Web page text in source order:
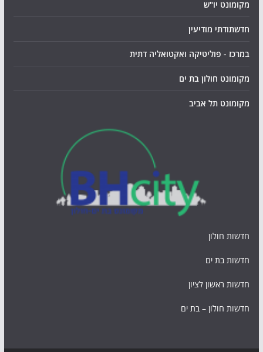
מקומונט יו"ש
חדשתודתי מודיעין
במרכז - פוליטיקה ואקטואליה דתית
מקומונט חולון בת ים
מקומונט תל אביב
חדשות חולון
חדשות בת ים
חדשות ראשון לציון
חדשות חולון – בת ים